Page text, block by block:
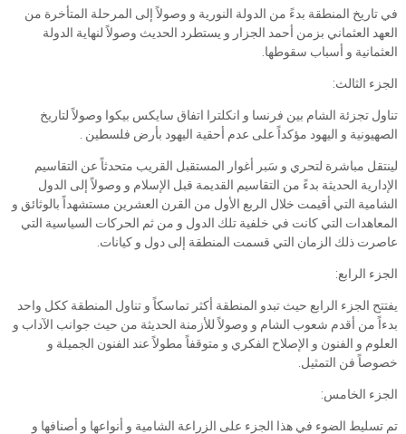
في تاريخ المنطقة بدءً من الدولة النورية و وصولاً إلى المرحلة المتأخرة من
العهد العثماني بزمن أحمد الجزار و يستطرد الحديث وصولاً لنهاية الدولة
العثمانية و أسباب سقوطها.
الجزء الثالث:
تناول تجزئة الشام بين فرنسا و انكلترا اتفاق سايكس بيكوا وصولاً لتاريخ
الصهيونية و اليهود مؤكداً على عدم أحقية اليهود بأرض فلسطين .
لينتقل مباشرة لتحري و سَبر أغوار المستقبل القريب متحدثاً عن التقاسيم
الإدارية الحديثة بدءً من التقاسيم القديمة قبل الإسلام و وصولاً إلى الدول
الشامية التي أقيمت خلال الربع الأول من القرن العشرين مستشهداً بالوثائق و
المعاهدات التي كانت في خلفية تلك الدول و من ثم الحركات السياسية التي
عاصرت ذلك الزمان التي قسمت المنطقة إلى دول و كيانات.
الجزء الرابع:
يفتتح الجزء الرابع حيث تبدو المنطقة أكثر تماسكاً و تناول المنطقة ككل واحد
بدءاً من أقدم شعوب الشام و وصولاً للأزمنة الحديثة من حيث جوانب الآداب و
العلوم و الفنون و الإصلاح الفكري و متوقفاً مطولاً عند الفنون الجميلة و
خصوصاً فن التمثيل.
الجزء الخامس:
تم تسليط الضوء في هذا الجزء على الزراعة الشامية و أنواعها و أصنافها و